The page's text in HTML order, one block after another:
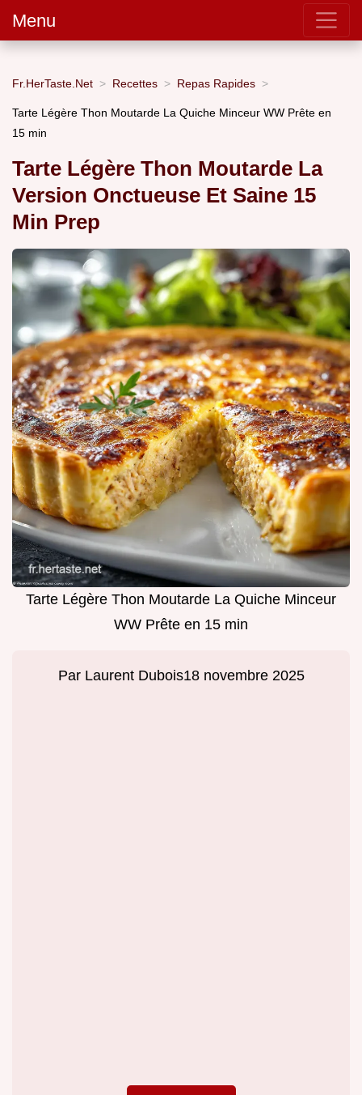
Menu
Fr.HerTaste.Net Recettes Repas Rapides
Tarte Légère Thon Moutarde La Quiche Minceur WW Prête en
15 min
Tarte Légère Thon Moutarde La
Version Onctueuse Et Saine 15
Min Prep
Tarte Légère Thon Moutarde La Quiche Minceur
WW Prête en 15 min
Par Laurent Dubois18 novembre 2025